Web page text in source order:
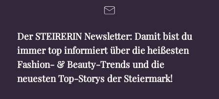
Der STEIRERIN Newsletter: Damit bist du
immer top informiert über die heißesten
Fashion- & Beauty-Trends und die
neuesten Top-Storys der Steiermark!